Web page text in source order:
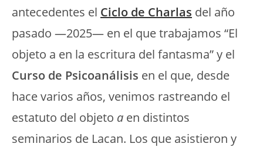
antecedentes el Ciclo de Charlas del año
pasado —2025— en el que trabajamos “El
objeto a en la escritura del fantasma” y el
Curso de Psicoanálisis en el que, desde
hace varios años, venimos rastreando el
estatuto del objeto a en distintos
seminarios de Lacan. Los que asistieron y